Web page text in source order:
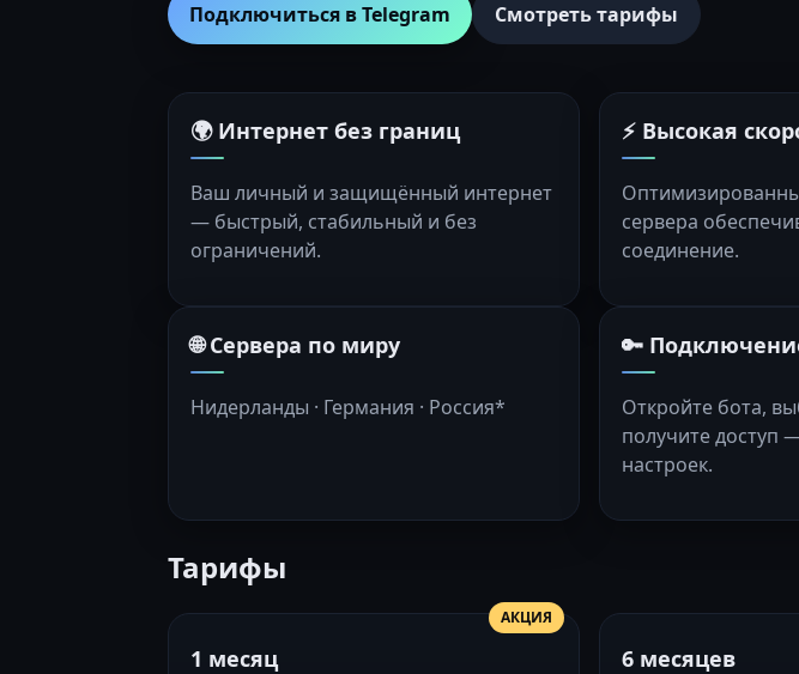
Подключиться в Telegram Смотреть тарифы
🌍 Интернет без границ
Ваш личный и защищённый интернет
— быстрый, стабильный и без
ограничений.
⚡ Высокая
сервера
соединение.
🌐 Сервера по миру
Нидерланды · Германия · Россия*
🔑
Откройте бота,
получите доступ
настроек.
Тарифы
АКЦИЯ
1 месяц 6 месяцев